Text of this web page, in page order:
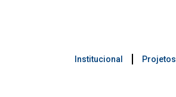
Institucional Projetos